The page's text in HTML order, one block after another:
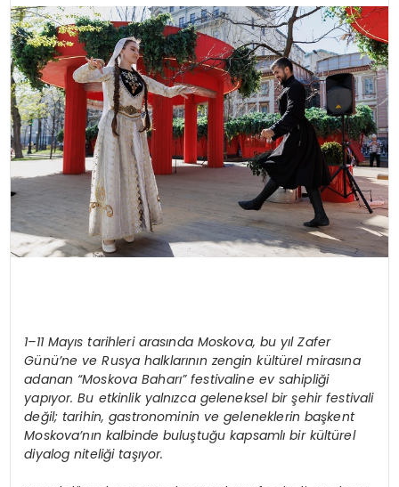
1–11 Mayıs tarihleri arasında Moskova, bu yıl Zafer
Günü’ne ve Rusya halklarının zengin kültürel mirasına
adanan “Moskova Baharı” festivaline ev sahipliği
yapıyor. Bu etkinlik yalnızca geleneksel bir şehir festivali
değil; tarihin, gastronominin ve geleneklerin başkent
Moskova’nın kalbinde buluştuğu kapsamlı bir kültürel
diyalog niteliği taşıyor.